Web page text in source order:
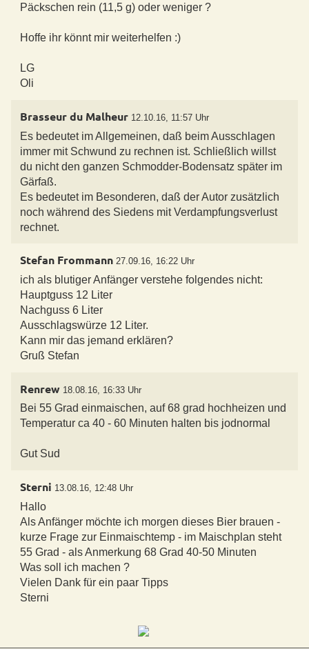
Päckschen rein (11,5 g) oder weniger ?
Hoffe ihr könnt mir weiterhelfen :)
LG
Oli
Brasseur du Malheur 12.10.16, 11:57 Uhr
Es bedeutet im Allgemeinen, daß beim Ausschlagen
immer mit Schwund zu rechnen ist. Schließlich willst
du nicht den ganzen Schmodder-Bodensatz später im
Gärfaß.
Es bedeutet im Besonderen, daß der Autor zusätzlich
noch während des Siedens mit Verdampfungsverlust
rechnet.
Stefan Frommann 27.09.16, 16:22 Uhr
ich als blutiger Anfänger verstehe folgendes nicht:
Hauptguss 12 Liter
Nachguss 6 Liter
Ausschlagswürze 12 Liter.
Kann mir das jemand erklären?
Renrew 18.08.16, 16:33 Uhr
Bei 55 Grad einmaischen, auf 68 grad hochheizen und
Temperatur ca 40 - 60 Minuten halten bis jodnormal
Sterni 13.08.16, 12:48 Uhr
Hallo
Als Anfänger möchte ich morgen dieses Bier brauen -
kurze Frage zur Einmaischtemp - im Maischplan steht
55 Grad - als Anmerkung 68 Grad 40-50 Minuten
Was soll ich machen ?
Vielen Dank für ein paar Tipps
Sterni